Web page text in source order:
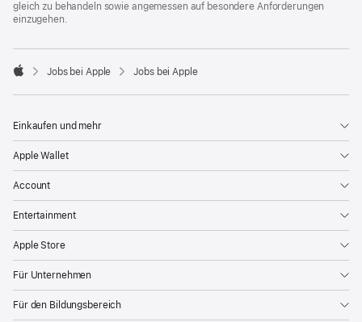
gleich zu behandeln sowie angemessen auf besondere Anforderungen
einzugehen.

Jobs bei Apple Jobs bei Apple
Einkaufen und mehr
Apple Wallet
Account
Entertainment
Apple Store
Für Unternehmen
Für den Bildungsbereich